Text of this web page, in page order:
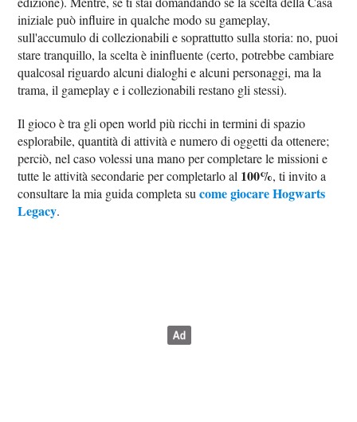
iniziale può influire in qualche modo su gameplay,
sull'accumulo di collezionabili e soprattutto sulla storia: no, puoi
stare tranquillo, la scelta è ininfluente (certo, potrebbe cambiare
qualcosal riguardo alcuni dialoghi e alcuni personaggi, ma la
trama, il gameplay e i collezionabili restano gli stessi).
Il gioco è tra gli open world più ricchi in termini di spazio
esplorabile, quantità di attività e numero di oggetti da ottenere;
perciò, nel caso volessi una mano per completare le missioni e
tutte le attività secondarie per completarlo al 100%, ti invito a
consultare la mia guida completa sucome giocare Hogwarts
Legacy.